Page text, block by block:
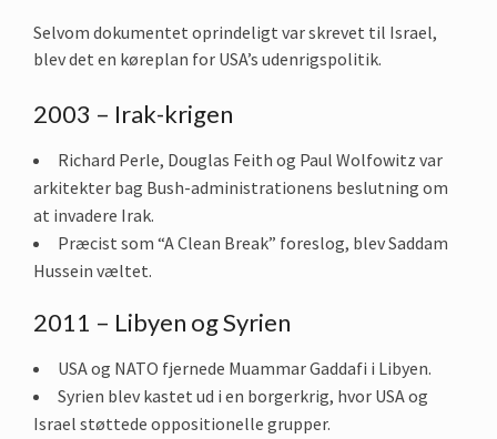
Selvom dokumentet oprindeligt var skrevet til Israel,
blev det en køreplan for USA’s udenrigspolitik.
2003 – Irak-krigen
Richard Perle, Douglas Feith og Paul Wolfowitz var
arkitekter bag Bush-administrationens beslutning om
at invadere Irak.
Præcist som “A Clean Break” foreslog, blev Saddam
Hussein væltet.
2011 – Libyen og Syrien
USA og NATO fjernede Muammar Gaddafi i Libyen.
Syrien blev kastet ud i en borgerkrig, hvor USA og
Israel støttede oppositionelle grupper.